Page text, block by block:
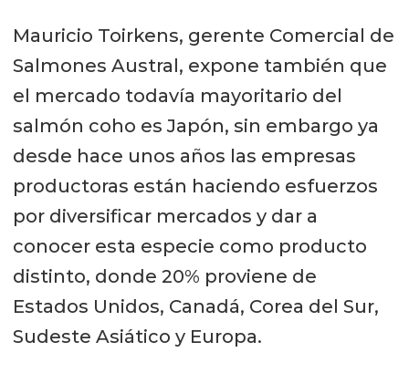
Mauricio Toirkens, gerente Comercial de
Salmones Austral, expone también que
el mercado todavía mayoritario del
salmón coho es Japón, sin embargo ya
desde hace unos años las empresas
productoras están haciendo esfuerzos
por diversificar mercados y dar a
conocer esta especie como producto
distinto, donde 20% proviene de
Estados Unidos, Canadá, Corea del Sur,
Sudeste Asiático y Europa.